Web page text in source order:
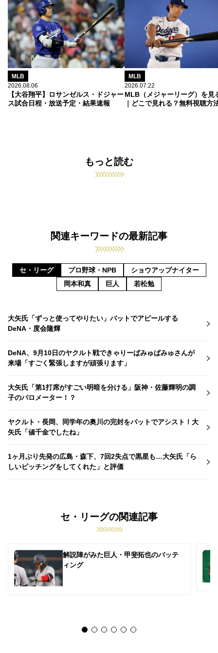
MLB
2026.08.06
【大谷翔平】ロサンゼルス・ドジャー
ス試合日程・放送予定・結果速報
MLB
2026.07.22
MLB（メジャーリーグ）を見
｜どこで見れる？無料視聴方
もっと読む
関連キーワードの最新記事
セ・リーグ プロ野球・NPB
ショウアップナイター
岡本和真
巨人 若松勉
大矢氏「ずっと使ってやりたい」バットでアピールする
DeNA・度会隆輝
DeNA、9月10日のヤクルト戦できゃりーぱみゅぱみゅさんが
来場「すごく緊張しますが頑張ります」
大矢氏「第1打席がすごい明暗を分ける」阪神・佐藤輝明の調
子のバロメーター！？
ヤクルト・長岡、同学年の奥川の完封をバットでアシスト！大
矢氏「値千金でしたね」
1ヶ月ぶり先発の広島・森下、7回2失点で黒星も…大矢氏「ら
しいピッチングをしてくれた」と評価
セ・リーグの関連記事
解説陣がみた巨人・甲斐拓也のバッテ
ィング